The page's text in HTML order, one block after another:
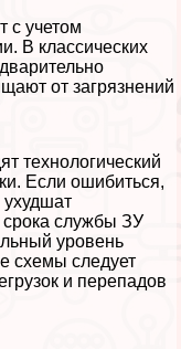
с учетом
В классических
от загрязнений
технологический
Если ошибиться,
ухудшат
срока службы ЗУ
уровень
схемы следует
и перепадов